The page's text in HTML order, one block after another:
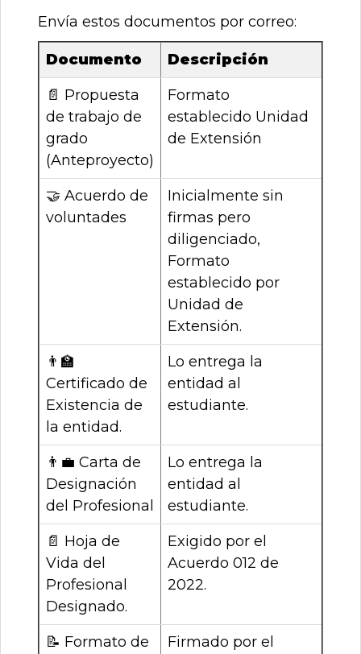
Envía estos documentos por correo:
Documento
Descripción
📄 Propuesta
de trabajo de
grado
(Anteproyecto)
Formato
establecido Unidad
de Extensión
🤝 Acuerdo de
voluntades
Inicialmente sin
firmas pero
diligenciado,
Formato
establecido por
Unidad de
Extensión.
👨
Certificado de
Existencia de
la entidad.
Lo entrega la
entidad al
estudiante.
👨 Carta de
Designación
del Profesional
Lo entrega la
entidad al
estudiante.
📄 Hoja de
Vida del
Profesional
Designado.
Exigido por el
Acuerdo 012 de
2022.
📝 Formato de
Firmado por el